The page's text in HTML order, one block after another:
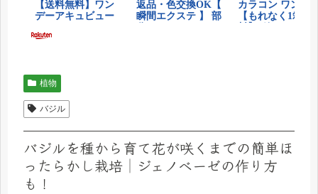
植物
バジル
バジルを種から育て花が咲くまでの簡単ほ
ったらかし栽培│ジェノベーゼの作り方
も！